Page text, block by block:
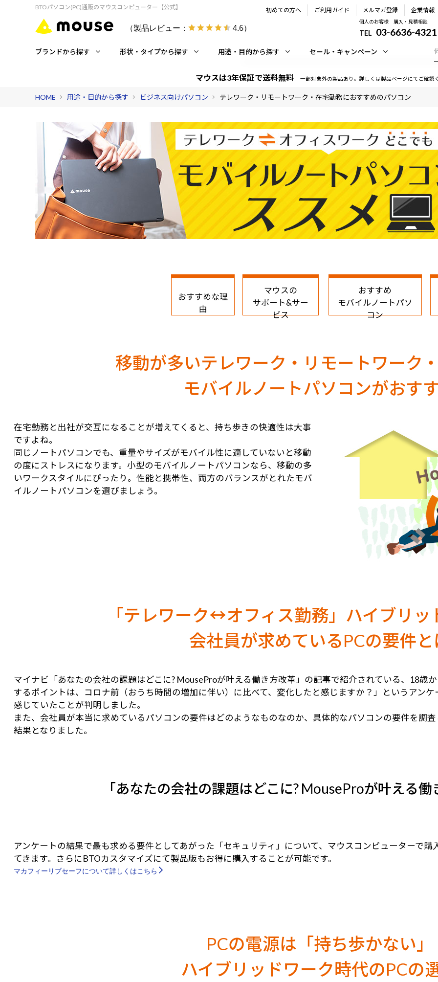
BTOパソコン(PC)通販のマウスコンピューター【公式】
（製品レビュー： 4.6）
初めての方へ ご利用ガイド メルマガ登録 企業情報
個人のお客様 購入・見積相談
TEL 03-6636-4321
ブランドから探す 形状・タイプから探す 用途・目的から探す セール・キャンペーン
マウスは3年保証で送料無料 一部対象外の製品あり。詳しくは製品ページにてご確認
HOME 用途・目的から探す ビジネス向けパソコン テレワーク・リモートワーク・在宅勤務におすすめのパソコン
おすすめな理
由
マウスの
サポート&サー
ビス
おすすめ
モバイルノートパソ
コン
移動が多いテレワーク・ リモートワーク
モバイルノートパソコンがおす
在宅勤務と出社が交互になることが増えてくると、持ち歩きの快適性は大事
ですよね。
同じノートパソコンでも、重量やサイズがモバイル性に適していないと移動
の度にストレスになります。小型のモバイルノートパソコンなら、移動の多
いワークスタイルにぴったり。性能と携帯性、両方のバランスがとれたモバ
イルノートパソコンを選びましょう。
「テレワーク↔オフィス勤務」 ハイブリッ
会社員が求めているPCの要件
マイナビ「あなたの会社の課題はどこに? MouseProが叶える働き方改革」の記事で紹介されている、18歳
するポイントは、コロナ前（おうち時間の増加に伴い）に比べて、変化したと感じますか？」というアン
感じていたことが判明しました。
また、会社員が本当に求めているパソコンの要件はどのようなものなのか、具体的なパソコンの要件を調
結果となりました。
「あなたの会社の課題はどこに? MouseProが叶える
アンケートの結果で最も求める要件としてあがった「セキュリティ」について、マウスコンピューターで
てきます。さらにBTOカスタマイズにて製品版もお得に購入することが可能です。
マカフィーリブセーフについて詳しくはこちら
PCの電源は「持ち歩かない」
ハイブリッドワーク時代のPCの